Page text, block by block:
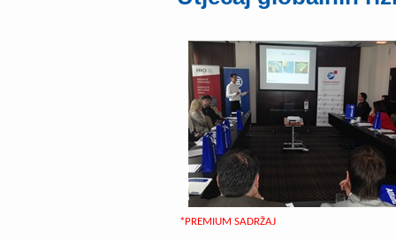
*PREMIUM SADRŽAJ